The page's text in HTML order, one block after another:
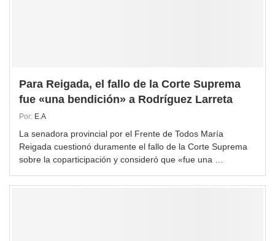
Para Reigada, el fallo de la Corte Suprema
fue «una bendición» a Rodríguez Larreta
Por: E.A
La senadora provincial por el Frente de Todos María
Reigada cuestionó duramente el fallo de la Corte Suprema
sobre la coparticipación y consideró que «fue una …